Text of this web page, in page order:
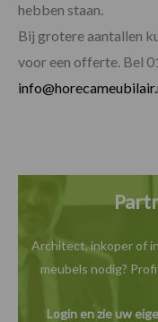
hebben staan.
Bij grotere aantallen
voor een offerte. Bel
Architect, inkoper of
meubels nodig?
Login en zie uw